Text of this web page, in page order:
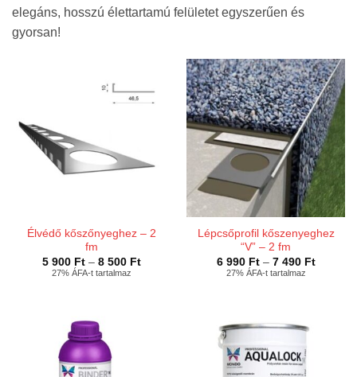
elegáns, hosszú élettartamú felületet egyszerűen és
gyorsan!
Élvédő kőszőnyeghez – 2
fm
5 900 Ft – 8 500 FtÁrtartomány:
27% ÁFA-t tartalmaz
Lépcsőprofil kőszenyeghez
“V” – 2 fm
6 990 Ft – 7 490 Ft
27% ÁFA-t tartalmaz